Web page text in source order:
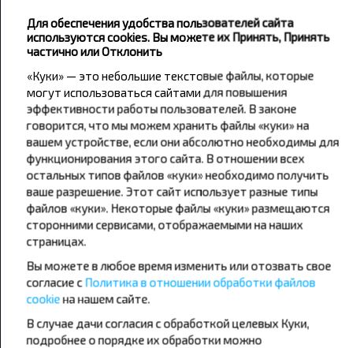
Подписаться
Популярные автобусные
направления
Орша - Могилёв
Минск - Несвиж
Минск - Могилёв
Минск - Брест
Минск - Гомель
Минск - Барановичи
Гомель - Минск
Брест - Минск
Варшава - Минск
Для обеспечения удобства пользователей сайта
используются cookies. Вы можете их Принять, Принять
частично или Отклонить
«Куки» — это небольшие текстовые файлы, которые
могут использоваться сайтами для повышения
эффективности работы пользователей. В законе
говорится, что мы можем хранить файлы «куки» на
вашем устройстве, если они абсолютно необходимы для
функционирования этого сайта. В отношении всех
остальных типов файлов «куки» необходимо получить
ваше разрешение. Этот сайт использует разные типы
файлов «куки». Некоторые файлы «куки» размещаются
сторонними сервисами, отображаемыми на наших
страницах.
Вы можете в любое время изменить или отозвать свое
согласие сПолитика в отношении обработки файлов
cookieна нашем сайте.
В случае дачи согласия с обработкой целевых Куки,
подробнее о порядке их обработки можно